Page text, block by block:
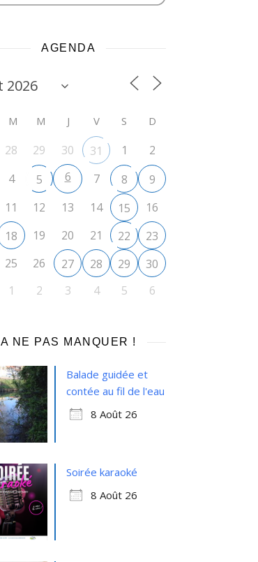
AGENDA
M M J V S D
28 29 30 31 1
2
4 5 6 7 8
9
11 12 13 14 15
16
18 19 20 21 22
23
25 26 27 28 29
30
1 2 3 4 5 6
A NE PAS MANQUER !
Balade guidée et
contée au fil de l'eau
8 Août 26
Soirée karaoké
8 Août 26